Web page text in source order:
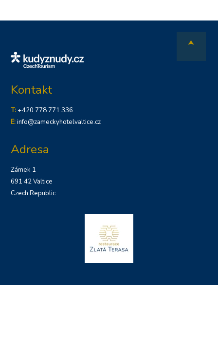
Kontakt
T: +420 778 771 336
E:info@zameckyhotelvaltice.cz
Adresa
Zámek 1
691 42 Valtice
Czech Republic